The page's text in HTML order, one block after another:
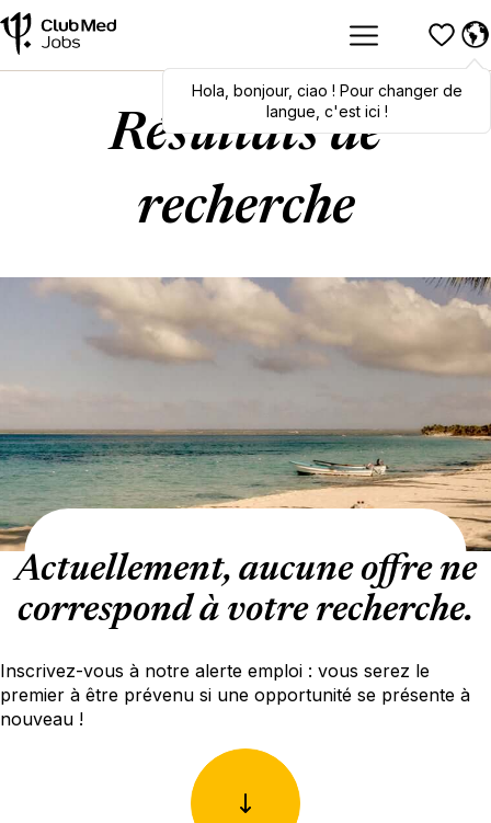
Hola,bonjour,ciao! To switch
languages, click here!
Hola bonjour, ciao ! Pour changer de
langue, c'est ici !
Résultats de
recherche
Actuellement, aucune offre ne
correspond à votre recherche.
Inscrivez-vous à notre alerte emploi : vous serez le
premier à être prévenu si une opportunité se présente à
nouveau !